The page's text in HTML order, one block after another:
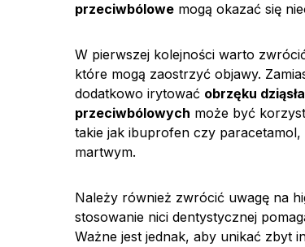
przeciwbólowe mogą okazać się
W pierwszej kolejności warto
które mogą zaostrzyć objawy.
dodatkowo irytować obrzęku dziąsła
przeciwbólowych może być
takie jak ibuprofen czy
martwym.
Należy również zwrócić uwagę na
stosowanie nici dentystycznej
Ważne jest jednak, aby unikać zbyt